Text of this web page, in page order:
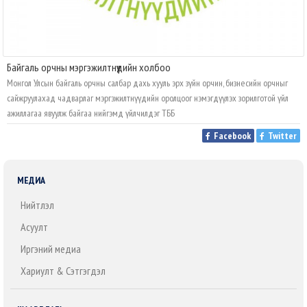
Байгаль орчны мэргэжилтнүүдийн холбоо
Монгол Улсын байгаль орчны салбар дахь хууль эрх зүйн орчин, бизнесийн орчныг
сайжруулахад чадварлаг мэргэжилтнүүдийн оролцоог нэмэгдүүлэх зорилготой үйл
ажиллагаа явуулж байгаа нийгэмд үйлчилдэг ТББ
Facebook
Twitter
МЕДИА
Нийтлэл
Асуулт
Иргэний медиа
Хариулт & Сэтгэгдэл